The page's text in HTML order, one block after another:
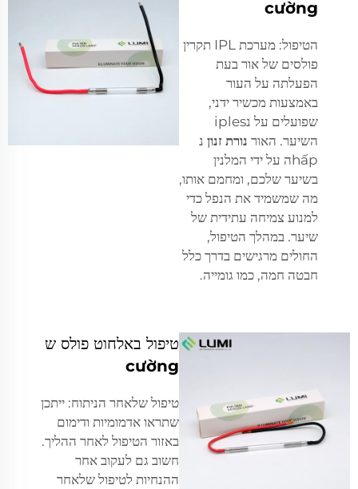
cường
הטיפול: מערכת IPL תקרין
פולסים של אור בעת
הפעלתה על העור
באמצעות מכשיר ידני,
שפועלים על נiples
השיער. האור נורת זנון נ
hấpה על ידי המלנין
בשיער שלכם, ומחמם אותו,
מה שמשמיד את הנפל כדי
למנוע צמיחה עתידית של
שיער. במהלך הטיפול,
החולים מרגישים בדרך כלל
חבטה חמה, כמו גומייה.
טיפול באלחוט פולס ש
cường
טיפול שלאחר הניתוח: ייתכן
שתראו אדמומיות ודימום
באזור הטיפול לאחר ההליך.
חשוב גם לעקוב אחר
ההנחיות לטיפול שלאחר